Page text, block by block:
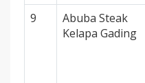
9
Abuba Steak
Kelapa Gading